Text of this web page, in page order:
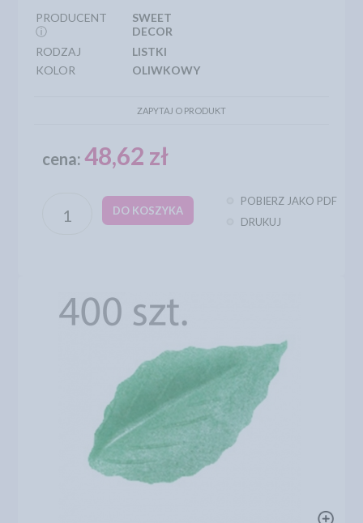
PRODUCENT
ⓘ
SWEET
DECOR
RODZAJ
LISTKI
KOLOR
OLIWKOWY
ZAPYTAJ O PRODUKT
cena:48,62 zł
DO KOSZYKA
POBIERZ JAKO PDF
DRUKUJ